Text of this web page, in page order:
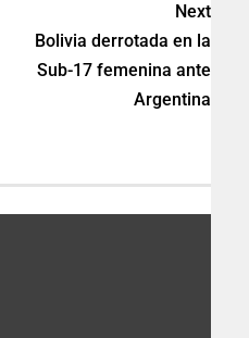
Next
Bolivia derrotada en la
Sub-17 femenina ante
Argentina